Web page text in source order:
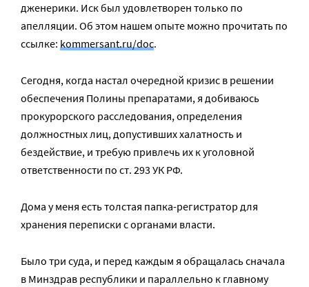
дженерики. Иск был удовлетворен только по
апелляции. Об этом нашем опыте можно прочитать по
ссылке: kommersant.ru/doc.
Сегодня, когда настал очередной кризис в решении
обеспечения Полины препаратами, я добиваюсь
прокурорского расследования, определения
должностных лиц, допустивших халатность и
бездействие, и требую привлечь их к уголовной
ответственности по ст. 293 УК РФ.
Дома у меня есть толстая папка-регистратор для
хранения переписки с органами власти.
Было три суда, и перед каждым я обращалась сначала
в Минздрав республики и параллельно к главному